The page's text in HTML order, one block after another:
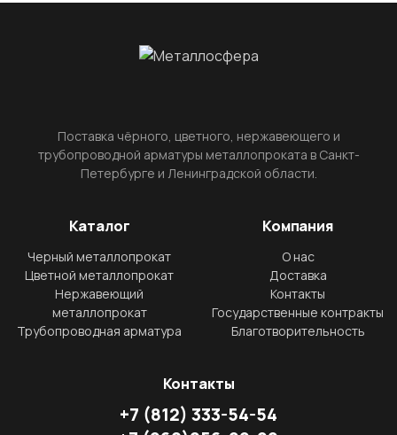
Поставка чёрного, цветного, нержавеющего и
трубопроводной арматуры металлопроката в Санкт-
Петербурге и Ленинградской области.
Каталог
Черный металлопрокат
Цветной металлопрокат
Нержавеющий
металлопрокат
Трубопроводная арматура
Компания
О нас
Доставка
Контакты
Государственные контракты
Благотворительность
Контакты
+7 (812) 333-54-54